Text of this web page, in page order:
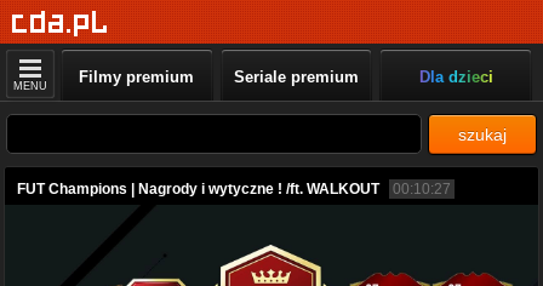
MENU Filmy premium Seriale premium Dla dzieci
szukaj
FUT Champions | Nagrody i wytyczne ! /ft. WALKOUT 00:10:27